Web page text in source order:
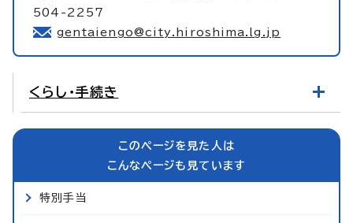
504-2257
gentaiengo@city.hiroshima.lg.jp
くらし・手続き
このページを見た人は
こんなページも見ています
特別手当